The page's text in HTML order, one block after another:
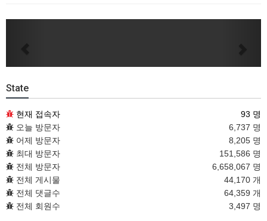
State
현재 접속자
93 명
오늘 방문자
6,737 명
어제 방문자
8,205 명
최대 방문자
151,586 명
전체 방문자
6,658,067 명
전체 게시물
44,170 개
전체 댓글수
64,359 개
전체 회원수
3,497 명